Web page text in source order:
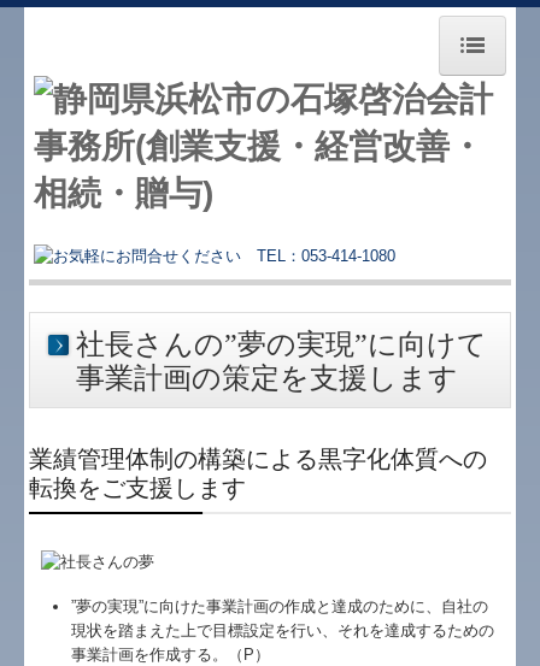
ホーム
事務所紹介
業務案内
経営革新等支援機関
経営理念
税理士変更をお考えの方へ
相続でお困りの方へ
活動報告
社長さんの”夢の実現”に向けて
事業計画の策定を支援します
業績管理体制の構築による黒字化体質への
転換をご支援します
”夢の実現”に向けた事業計画の作成と達成のために、自社の
現状を踏まえた上で目標設定を行い、それを達成するための
事業計画を作成する。（P）